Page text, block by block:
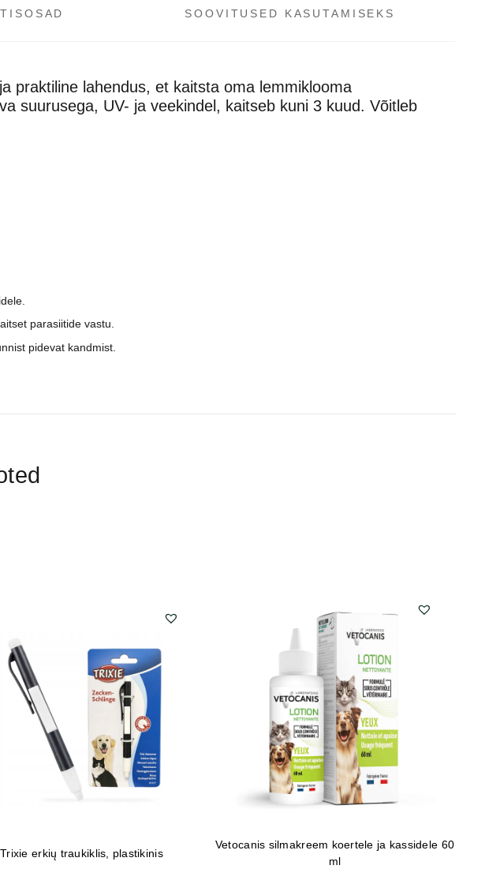
SOOVITUSED KASUTAMISEKS
praktiline lahendus, et kaitsta oma lemmiklooma
suurusega, UV- ja veekindel, kaitseb kuni 3 kuud. Võitleb
parasiitide vastu.
pidevat kandmist.
Trixie erkių traukiklis, plastikinis
Vetocanis silmakreem koertele ja kassidele 60
ml